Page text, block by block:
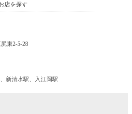
新清水駅 入江岡駅